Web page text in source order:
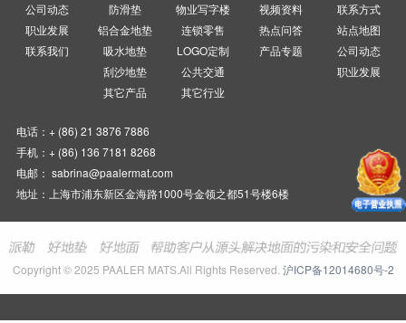
公司动态
职业发展
联系我们
防滑垫
铝合金地垫
吸水地垫
刮沙地垫
其它产品
物业写字楼
连锁零售
LOGO定制
公共交通
其它行业
视频资料
热点问答
产品专题
联系方式
站点地图
公司动态
职业发展
电话：+ (86) 21 3876 7886
手机：+ (86) 136 7181 8268
电邮： sabrina@paalermat.com
地址：上海市浦东新区金海路1000号金领之都51号楼6楼
Copyright © 2025 PAALER MATS.All Rights Reserved. 沪ICP备12014680号-2